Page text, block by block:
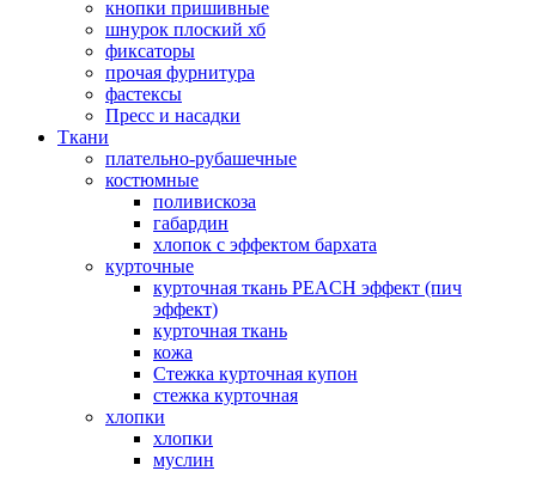
кнопки пришивные
шнурок плоский хб
фиксаторы
прочая фурнитура
фастексы
Пресс и насадки
Ткани
плательно-рубашечные
костюмные
поливискоза
габардин
хлопок с эффектом бархата
курточные
курточная ткань PEACH эффект (пич
эффект)
курточная ткань
кожа
Стежка курточная купон
стежка курточная
хлопки
хлопки
муслин